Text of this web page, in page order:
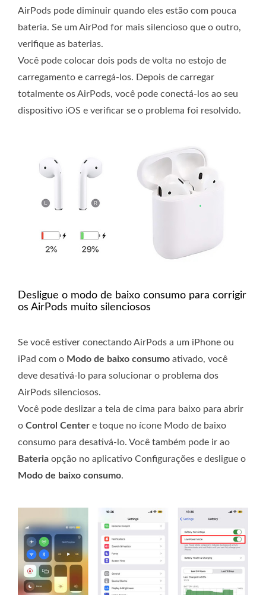
AirPods pode diminuir quando eles estão com pouca
bateria. Se um AirPod for mais silencioso que o outro,
verifique as baterias.
Você pode colocar dois pods de volta no estojo de
carregamento e carregá-los. Depois de carregar
totalmente os AirPods, você pode conectá-los ao seu
dispositivo iOS e verificar se o problema foi resolvido.
Desligue o modo de baixo consumo para corrigir
os AirPods muito silenciosos
Se você estiver conectando AirPods a um iPhone ou
iPad com o Modo de baixo consumo ativado, você
deve desativá-lo para solucionar o problema dos
AirPods silenciosos.
Você pode deslizar a tela de cima para baixo para abrir
o Control Center e toque no ícone Modo de baixo
consumo para desativá-lo. Você também pode ir ao
Bateria opção no aplicativo Configurações e desligue o
Modo de baixo consumo.